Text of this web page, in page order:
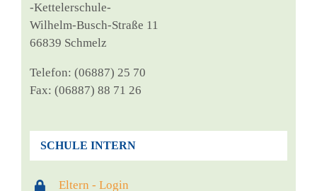
‑Ket­tel­er­schu­le-
Wil­helm-Busch-Stra­ße 11
66839 Schmelz
Tele­fon: (06887) 25 70
Fax: (06887) 88 71 26
SCHULE INTERN
Eltern - Login